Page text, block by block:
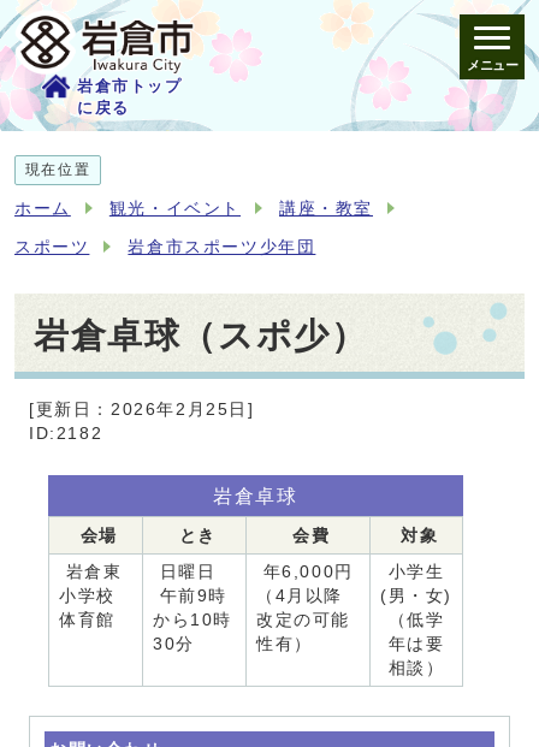
岩倉市トップ
に戻る
メニュー
現在位置
ホーム 観光・イベント 講座・教室
スポーツ 岩倉市スポーツ少年団
岩倉卓球（スポ少）
[更新日：2026年2月25日]
ID:2182
岩倉卓球
会場 とき 会費
対象
岩倉東
小学校
体育館
日曜日
午前9時
から10時
30分
年6,000円
（4月以降
改定の可能
性有）
小学生
(男・女)
（低学
年は要
相談）